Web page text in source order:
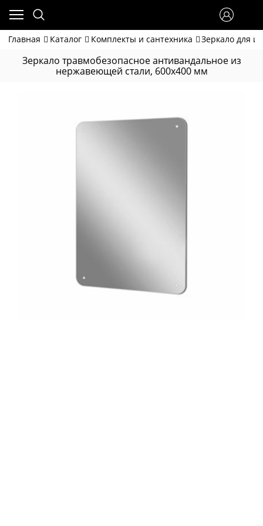
Главная Каталог Комплекты и сантехника Зеркало для
Зеркало травмобезопасное антивандальное из
нержавеющей стали, 600x400 мм